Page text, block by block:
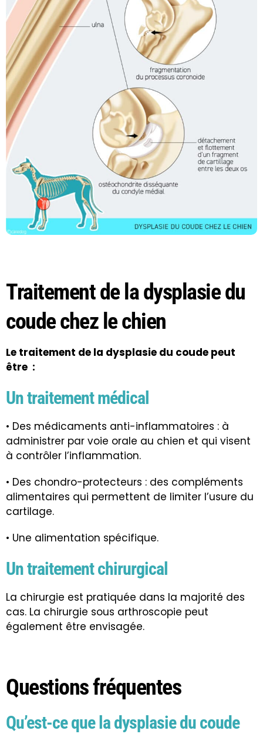
Traitement de la dysplasie du
coude chez le chien
Le traitement de la dysplasie du coude peut
être :
Un traitement médical
• Des médicaments anti-inflammatoires : à
administrer par voie orale au chien et qui visent
à contrôler l’inflammation.
• Des chondro-protecteurs : des compléments
alimentaires qui permettent de limiter l’usure du
cartilage.
• Une alimentation spécifique.
Un traitement chirurgical
La chirurgie est pratiquée dans la majorité des
cas. La chirurgie sous arthroscopie peut
également être envisagée.
Questions fréquentes
Qu’est-ce que la dysplasie du coude